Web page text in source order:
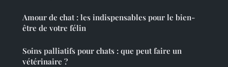
Amour de chat : les indispensables pour le bien-
être de votre félin
Soins palliatifs pour chats : que peut faire un
vétérinaire ?